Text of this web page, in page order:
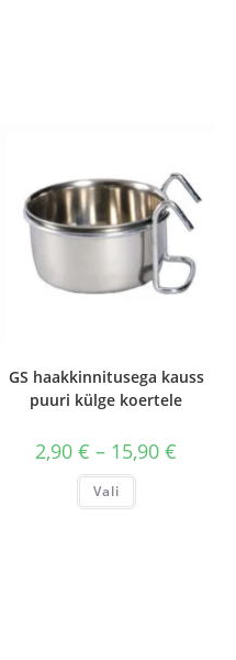
GS haakkinnitusega kauss
puuri külge koertele
2,90€ – 15,90€
Vali
Sellel